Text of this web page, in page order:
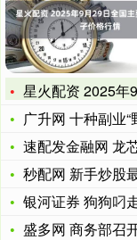
星火配资 2025年9月29日全国主要批发市
广升网 十种副业
速配发金融网 龙
秒配网 新手炒股
银河证券 狗狗叼走
盛多网 商务部召开